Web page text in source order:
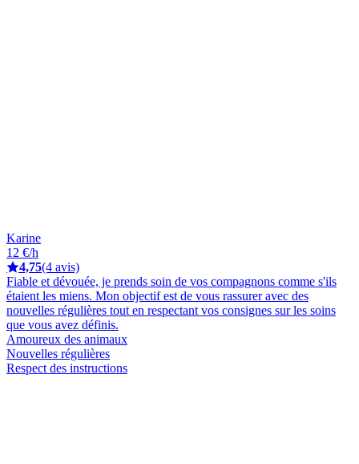
Karine
12 €/h
4,75(4 avis)
Fiable et dévouée, je prends soin de vos compagnons comme s'ils
étaient les miens. Mon objectif est de vous rassurer avec des
nouvelles régulières tout en respectant vos consignes sur les soins
que vous avez définis.
Amoureux des animaux
Nouvelles régulières
Respect des instructions